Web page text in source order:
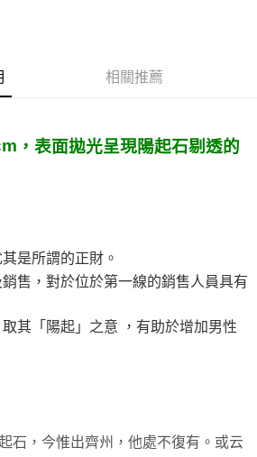
含以上)免運費
含以上)免運費
相關推薦
，表面拋光呈現陽起石剔透的
是所謂的正財。
售，對於位於第一線的銷售人員具有
其「陽起」之意 ，有助於增加男性
石，今惟出齊州，他處不復有。或云